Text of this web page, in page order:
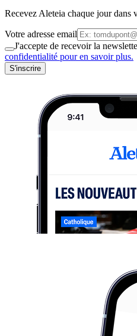
Recevez Aleteia chaque jour dans
Votre adresse email
J'accepte de recevoir la
confidentialité pour en savoir plus.
S'inscrire